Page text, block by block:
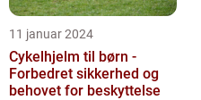
11 januar 2024
Cykelhjelm til børn -
Forbedret sikkerhed og
behovet for beskyttelse